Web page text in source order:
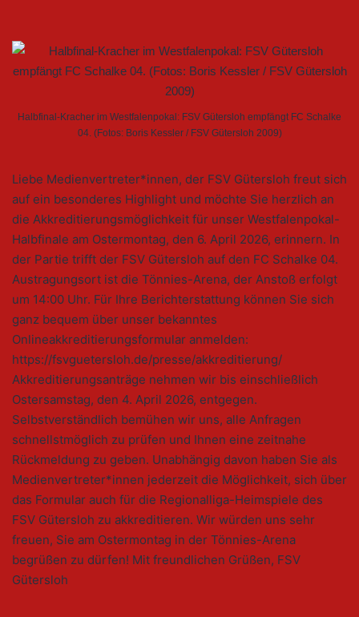
Halbfinal-Kracher im Westfalenpokal: FSV Gütersloh empfängt FC Schalke
04. (Fotos: Boris Kessler / FSV Gütersloh 2009)
Liebe Medienvertreter*innen, der FSV Gütersloh freut sich
auf ein besonderes Highlight und möchte Sie herzlich an
die Akkreditierungsmöglichkeit für unser Westfalenpokal-
Halbfinale am Ostermontag, den 6. April 2026, erinnern. In
der Partie trifft der FSV Gütersloh auf den FC Schalke 04.
Austragungsort ist die Tönnies-Arena, der Anstoß erfolgt
um 14:00 Uhr. Für Ihre Berichterstattung können Sie sich
ganz bequem über unser bekanntes
Onlineakkreditierungsformular anmelden:
https://fsvguetersloh.de/presse/akkreditierung/
Akkreditierungsanträge nehmen wir bis einschließlich
Ostersamstag, den 4. April 2026, entgegen.
Selbstverständlich bemühen wir uns, alle Anfragen
schnellstmöglich zu prüfen und Ihnen eine zeitnahe
Rückmeldung zu geben. Unabhängig davon haben Sie als
Medienvertreter*innen jederzeit die Möglichkeit, sich über
das Formular auch für die Regionalliga-Heimspiele des
FSV Gütersloh zu akkreditieren. Wir würden uns sehr
freuen, Sie am Ostermontag in der Tönnies-Arena
begrüßen zu dürfen! Mit freundlichen Grüßen, FSV
Gütersloh